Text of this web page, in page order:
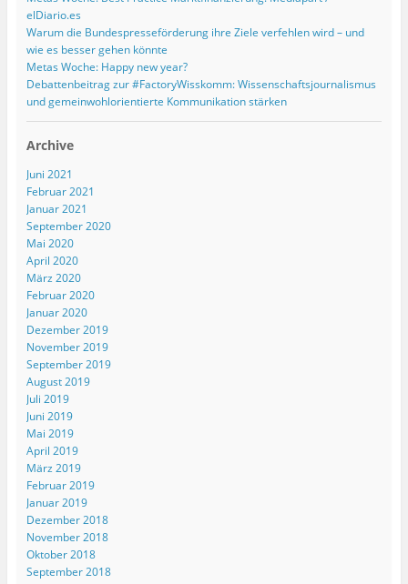
elDiario.es
Warum die Bundespresseförderung ihre Ziele verfehlen wird – und
wie es besser gehen könnte
Metas Woche: Happy new year?
Debattenbeitrag zur #FactoryWisskomm: Wissenschaftsjournalismus
und gemeinwohlorientierte Kommunikation stärken
Archive
Juni 2021
Februar 2021
Januar 2021
September 2020
Mai 2020
April 2020
März 2020
Februar 2020
Januar 2020
Dezember 2019
November 2019
September 2019
August 2019
Juli 2019
Juni 2019
Mai 2019
April 2019
März 2019
Februar 2019
Januar 2019
Dezember 2018
November 2018
Oktober 2018
September 2018